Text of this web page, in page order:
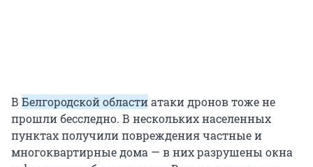
В Белгородской областиатаки дронов тоже не
прошли бесследно. В нескольких населенных
пунктах получили повреждения частные и
многоквартирные дома — в них разрушены окна